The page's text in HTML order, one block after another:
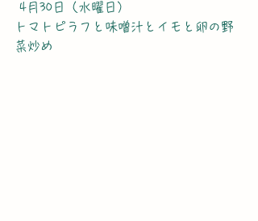
4月30日（水曜日）
トマトピラフと味噌汁とイモと卵の野
菜炒め